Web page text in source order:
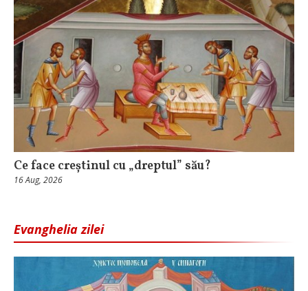
Ce face creștinul cu „dreptul” său?
16 Aug, 2026
Evanghelia zilei